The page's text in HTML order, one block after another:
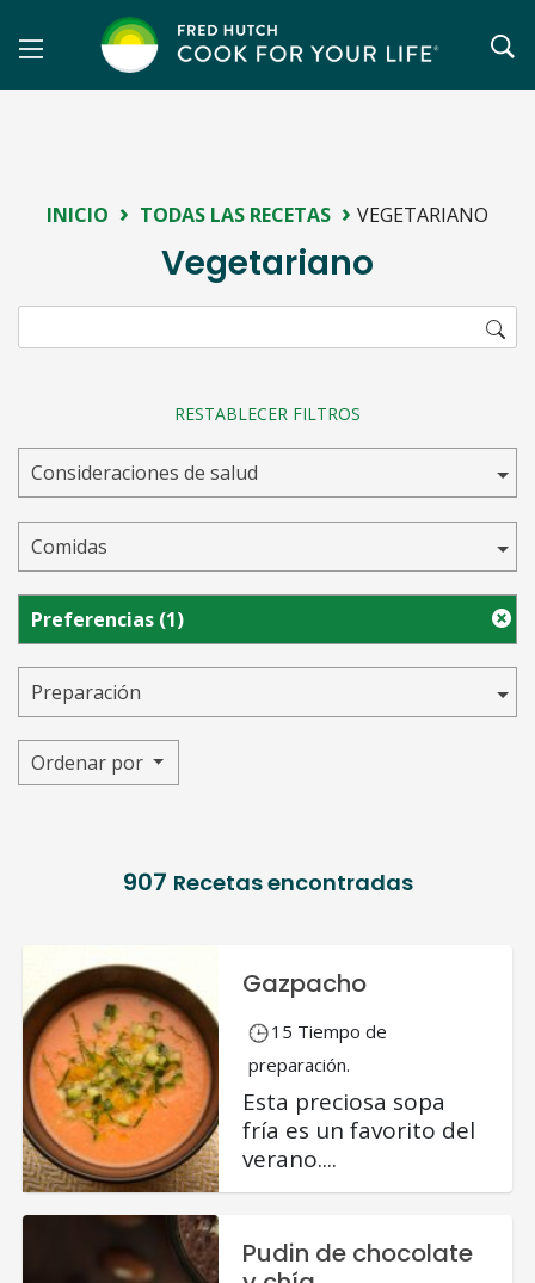
INICIO › TODAS LAS RECETAS › VEGETARIANO
Vegetariano
RESTABLECER FILTROS
Consideraciones de salud
Comidas
Preferencias (1)
Preparación
Ordenar por
907 Recetas encontradas
Gazpacho
15 Tiempo de
preparación.
Esta preciosa sopa
fría es un favorito del
verano....
Pudin de chocolate